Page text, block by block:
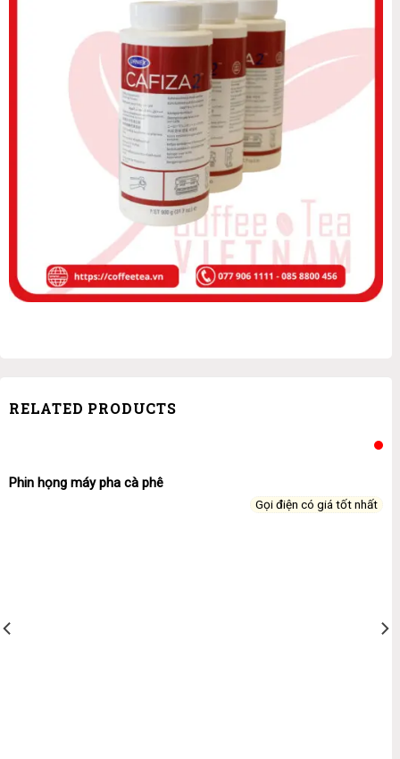
RELATED PRODUCTS
Phin họng máy pha cà phê
Gọi điện có giá tốt nhất